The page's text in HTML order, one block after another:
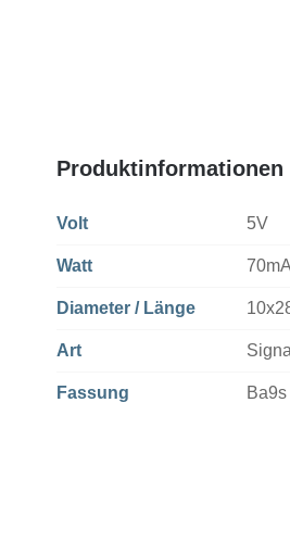
Produktinformationen
Volt 5V
Watt
Diameter / Länge
Art
Fassung Ba9s